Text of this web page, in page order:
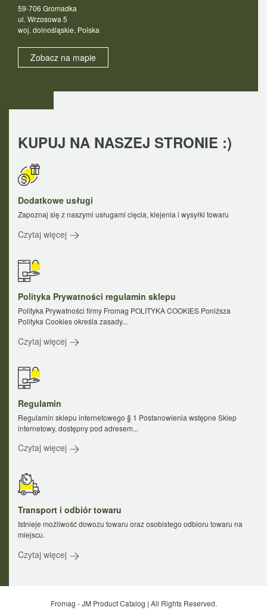
59-706 Gromadka
ul. Wrzosowa 5
woj. dolnośląskie, Polska
Zobacz na mapie
KUPUJ NA NASZEJ STRONIE :)
Dodatkowe usługi
Zapoznaj się z naszymi usługami cięcia, klejenia i wysyłki towaru
Czytaj więcej
Polityka Prywatności regulamin sklepu
Polityka Prywatności firmy Fromag POLITYKA COOKIES Poniższa
Polityka Cookies określa zasady...
Czytaj więcej
Regulamin
Regulamin sklepu internetowego § 1 Postanowienia wstępne Sklep
internetowy, dostępny pod adresem...
Czytaj więcej
Transport i odbiór towaru
Istnieje możliwość dowozu towaru oraz osobistego odbioru towaru na
miejscu.
Czytaj więcej
Fromag - JM Product Catalog | All Rights Reserved.